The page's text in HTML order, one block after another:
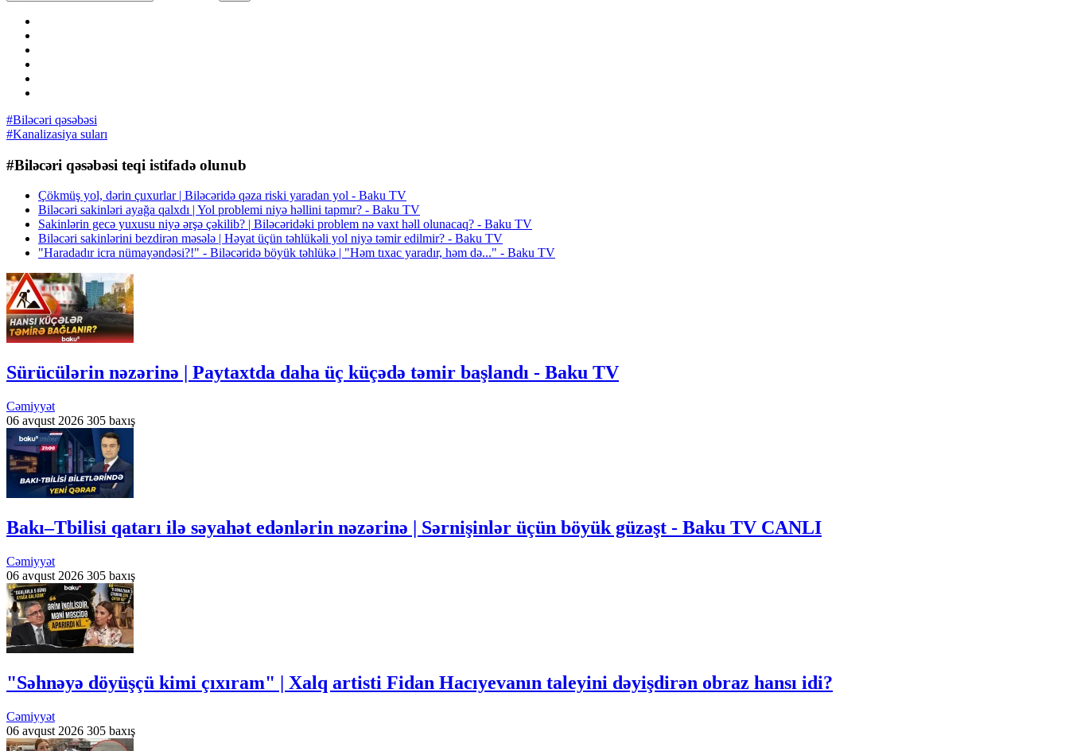
#Biləcəri qəsəbəsi
#Kanalizasiya suları
#Biləcəri qəsəbəsi teqi istifadə olunub
Çökmüş yol, dərin çuxurlar | Biləcəridə qəza riski yaradan yol - Baku TV
Biləcəri sakinləri ayağa qalxdı | Yol problemi niyə həllini tapmır? - Baku TV
Sakinlərin gecə yuxusu niyə ərşə çəkilib? | Biləcəridəki problem nə vaxt həll olunacaq? - Baku TV
Biləcəri sakinlərini bezdirən məsələ | Həyat üçün təhlükəli yol niyə təmir edilmir? - Baku TV
"Haradadır icra nümayəndəsi?!" - Biləcəridə böyük təhlükə | "Həm tıxac yaradır, həm də..." - Baku TV
Sürücülərin nəzərinə | Paytaxtda daha üç küçədə təmir başlandı - Baku TV
Cəmiyyət
06 avqust 2026 305 baxış
Bakı–Tbilisi qatarı ilə səyahət edənlərin nəzərinə | Sərnişinlər üçün böyük güzəşt - Baku TV CANLI
Cəmiyyət
06 avqust 2026 305 baxış
"Səhnəyə döyüşçü kimi çıxıram" | Xalq artisti Fidan Hacıyevanın taleyini dəyişdirən obraz hansı idi?
Cəmiyyət
06 avqust 2026 305 baxış